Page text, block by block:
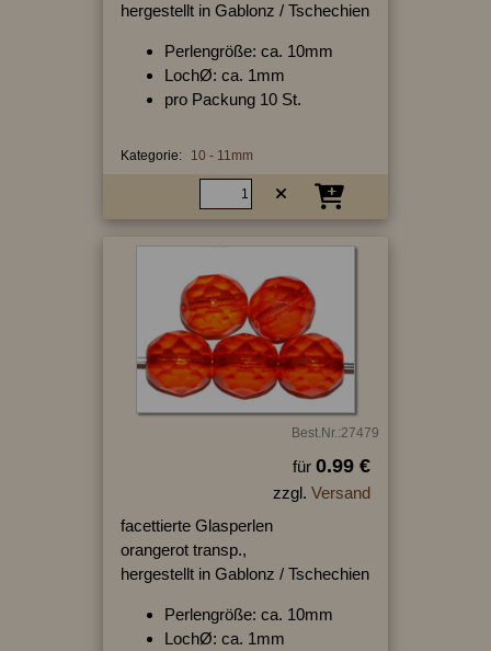
hergestellt in Gablonz / Tschechien
Perlengröße: ca. 10mm
LochØ: ca. 1mm
pro Packung 10 St.
Kategorie: 10 - 11mm
Best.Nr.:27479
für 0.99 €
zzgl. Versand
facettierte Glasperlen
orangerot transp.,
hergestellt in Gablonz / Tschechien
Perlengröße: ca. 10mm
LochØ: ca. 1mm